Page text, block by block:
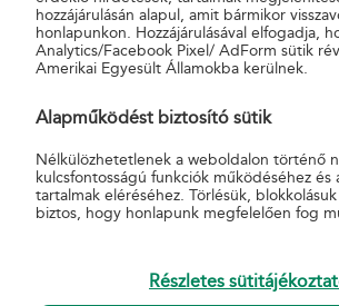
hozzájárulásán alapul, amit bármikor
honlapunkon. Hozzájárulásával elfogadja,
Analytics/Facebook Pixel/ AdForm sütik
Amerikai Egyesült Államokba kerülnek.
Alapműködést biztosító sütik
Nélkülözhetetlenek a weboldalon történő
kulcsfontosságú funkciók működéséhez és
tartalmak eléréséhez. Törlésük,
biztos, hogy honlapunk megfelelően fog
Részletes